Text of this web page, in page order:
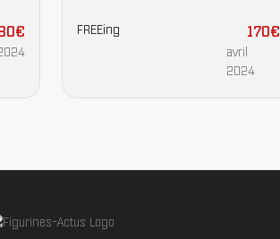
FREEing 170€
avril
2024